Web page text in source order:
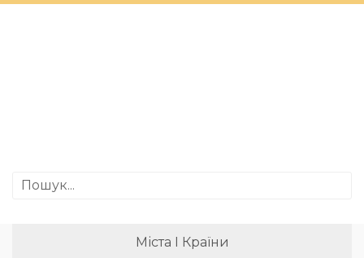
Міста І Країни